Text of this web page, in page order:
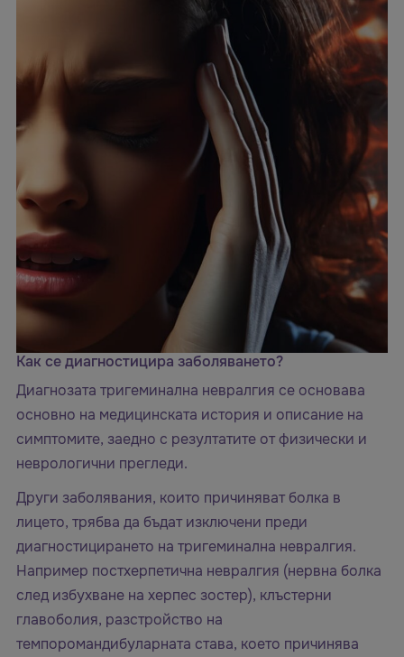
Как се диагностицира заболяването?
Диагнозата тригеминална невралгия се основава
основно на медицинската история и описание на
симптомите, заедно с резултатите от физически и
неврологични прегледи.
Други заболявания, които причиняват болка в
лицето, трябва да бъдат изключени преди
диагностицирането на тригеминална невралгия.
Например постхерпетична невралгия (нервна болка
след избухване на херпес зостер), клъстерни
главоболия, разстройство на
темпоромандибуларната става, което причинява